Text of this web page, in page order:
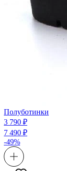
Полуботинки
3 790 ₽
7 490 ₽
-49%